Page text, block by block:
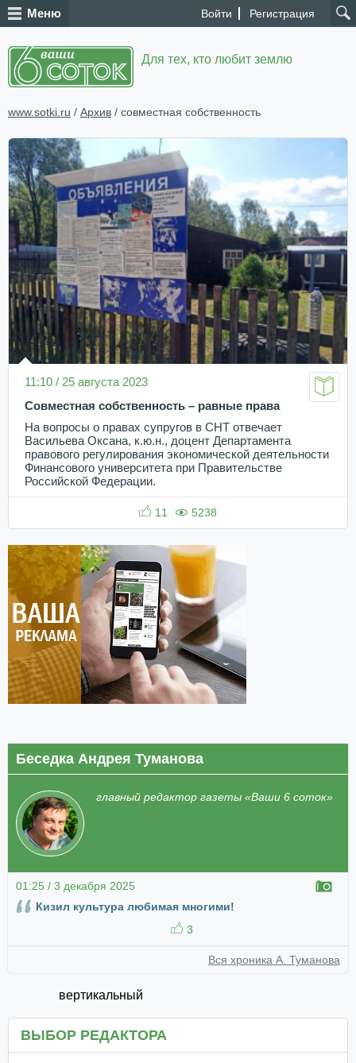
Войти Регистрация
Меню
Для тех, кто любит землю
www.sotki.ru / Архив / совместная собственность
11:10 / 25 августа 2023
Совместная собственность – равные права
На вопросы о правах супругов в СНТ отвечает
Васильева Оксана, к.ю.н., доцент Департамента
правового регулирования экономической деятельности
Финансового университета при Правительстве
Российской Федерации.
11 5238
Беседка Андрея Туманова
главный редактор газеты «Ваши 6 соток»
01:25 / 3 декабря 2025
Кизил культура любимая многими!
3
Вся хроника А. Туманова
вертикальный
ВЫБОР РЕДАКТОРА